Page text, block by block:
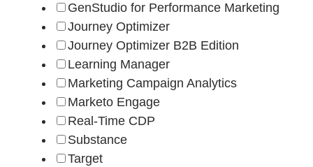
GenStudio for Performance Marketing
Journey Optimizer
Journey Optimizer B2B Edition
Learning Manager
Marketing Campaign Analytics
Marketo Engage
Real-Time CDP
Substance​
Target